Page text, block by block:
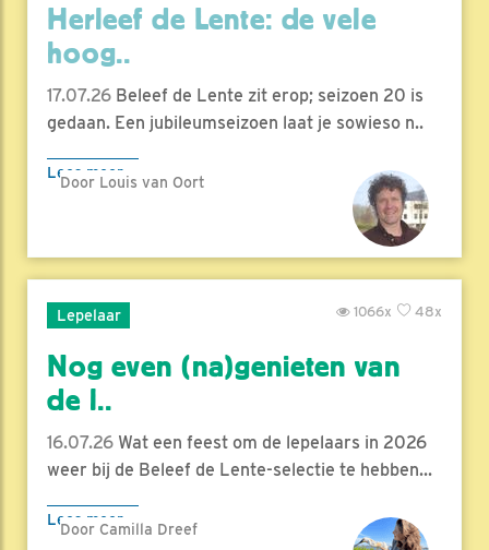
Herleef de Lente: de vele
hoog..
17.07.26 Beleef de Lente zit erop; seizoen 20 is
gedaan. Een jubileumseizoen laat je sowieso n..
Lees meer
Door Louis van Oort
Lepelaar 48x
1066x
Nog even (na)genieten van
de l..
16.07.26 Wat een feest om de lepelaars in 2026
weer bij de Beleef de Lente-selectie te hebben...
Lees meer
Door Camilla Dreef